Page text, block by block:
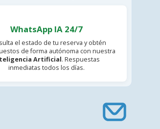
WhatsApp IA 24/7
el estado de tu reserva y obtén
de forma autónoma con nuestra
Artificial. Respuestas
inmediatas todos los días.